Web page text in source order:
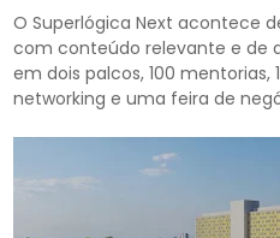
O Superlógica Next acontece
com conteúdo relevante e de
em dois palcos, 100 mentorias,
networking e uma feira de